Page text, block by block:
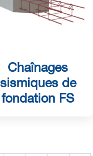
Chaînages
sismiques de
fondation FS